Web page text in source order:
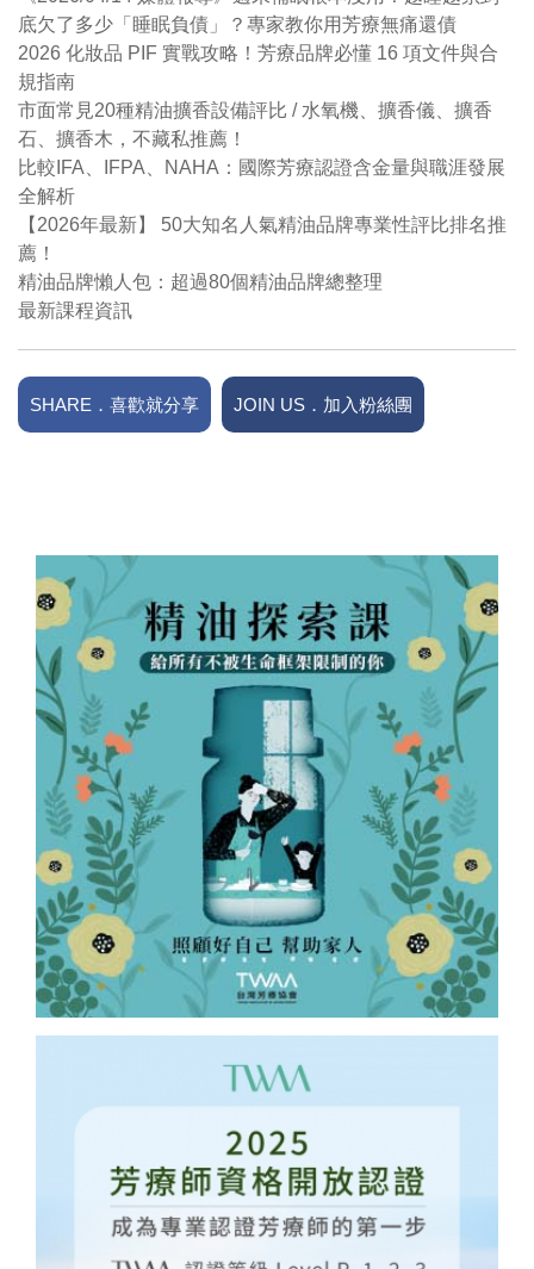
底欠了多少「睡眠負債」？專家教你用芳療無痛還債
2026 化妝品 PIF 實戰攻略！芳療品牌必懂 16 項文件與合
規指南
市面常見20種精油擴香設備評比 / 水氧機、擴香儀、擴香
石、擴香木，不藏私推薦！
比較IFA、IFPA、NAHA：國際芳療認證含金量與職涯發展
全解析
【2026年最新】 50大知名人氣精油品牌專業性評比排名推
薦！
精油品牌懶人包：超過80個精油品牌總整理
最新課程資訊
SHARE．喜歡就分享 JOIN US．加入粉絲團